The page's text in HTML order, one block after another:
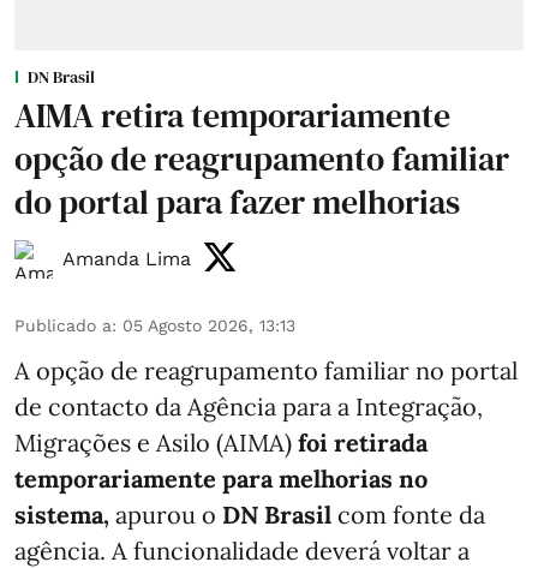
DN Brasil
AIMA retira temporariamente
opção de reagrupamento familiar
do portal para fazer melhorias
Amanda Lima
Publicado a: 05 Agosto 2026, 13:13
A opção de reagrupamento familiar no portal
de contacto da Agência para a Integração,
Migrações e Asilo (AIMA) foi retirada
temporariamente para melhorias no
sistema, apurou o DN Brasil com fonte da
agência. A funcionalidade deverá voltar a